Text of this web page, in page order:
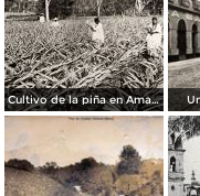
Cultivo de la piña en Amatlán